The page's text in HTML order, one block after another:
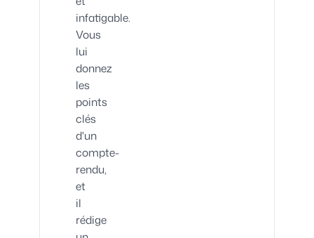
infatigable.
Vous
lui
donnez
les
points
clés
d'un
compte-
rendu,
et
il
rédige